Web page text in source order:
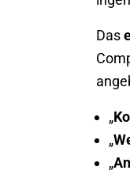
Das
„
„
„